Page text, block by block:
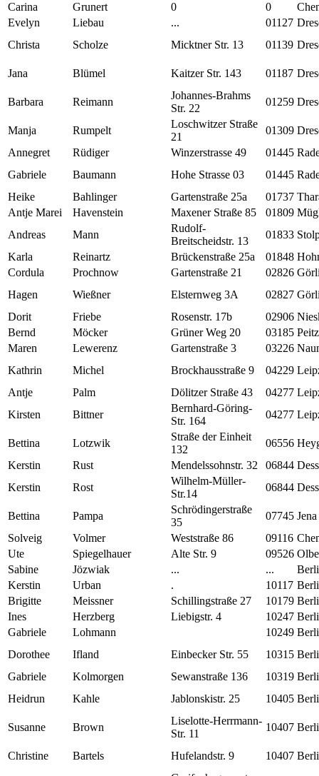
Carina
Grunert 0 0
Evelyn
Liebau ... 01127
Christa
Scholze Micktner Str. 13 01139
Jana Blümel Kaitzer Str. 143 01187
Barbara Reimann
Johannes-Brahms
Str. 22
01259
Manja Rumpelt
Loschwitzer Straße
21
01309
Annegret
Rüdiger Winzerstrasse 49 01445
Gabriele
Baumann Hohe Strasse 03 01445
Heike
Bahlinger Gartenstraße 25a 01737
Antje Marei
Havenstein Maxener Straße 85 01809
Andreas
Mann
Rudolf-
Breitscheidstr. 13
01833
Karla
Reinartz Brückenstraße 25a 01848
Cordula
Prochnow Gartenstraße 21 02826
Hagen
Wießner Elsternweg 3A 02827
Dorit
Friebe Rosenstr. 17b 02906
Bernd
Möcker Grüner Weg 20 03185 Peitz
Maren
Lewerenz Gartenstraße 3 03226
Kathrin
Michel Brockhausstraße 9 04229
Antje
Palm Dölitzer Straße 43 04277
Kirsten
Bittner
Bernhard-Göring-
Str. 164
04277
Bettina Lotzwik
Straße der Einheit
132
06556
Kerstin
Rust Mendelssohnstr. 32 06844
Kerstin
Rost
Wilhelm-Müller-
Str.14
06844
Bettina Pampa
Schrödingerstraße
35
07745 Jena
Solveig
Volmer Weststraße 86 09116
Ute
Spiegelhauer Alte Str. 9 09526
Sabine
Jözwiak ... ...
Kerstin
Urban . 10117
Brigitte
Meissner Schillingstraße 27 10179
Ines
Herzberg Liebigstr. 4 10247
Gabriele
Lohmann 10249
Dorothee
Ifland Einbecker Str. 55 10315
Gabriele
Kolmorgen Sewanstraße 136 10319
Heidrun
Kahle Jablonskistr. 25 10405
Susanne Brown
Liselotte-Herrmann-
Str. 11
10407
Christine Bartels Hufelandstr. 9 10407